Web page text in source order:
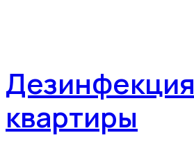
Дезинфекция
квартиры